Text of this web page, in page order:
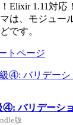
Elixir 1.11対応！
は、モジュー
です。
トページ
④: バリデーシ
版